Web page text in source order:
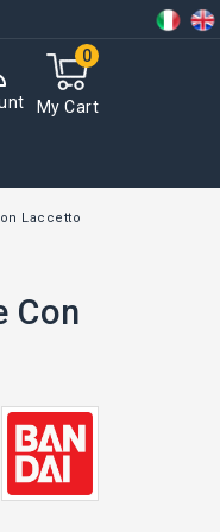
My Cart
0
Laccetto
Con